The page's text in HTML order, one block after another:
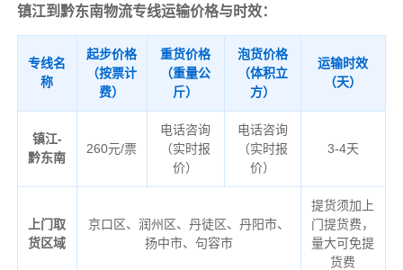
镇江到黔东南物流专线运输价格与时效：
专线名
称
起步价格
（按票计
费）
重货价格
（重量公
斤）
泡货价格
（体积立
方）
运输时效
（天）
镇江-
黔东南
260元/票
电话咨询
（实时报
价）
电话咨询
（实时报
价）
3-4天
上门取
货区域
京口区、润州区、丹徒区、丹阳市、
扬中市、句容市
提货须加上
门提货费，
量大可免提
货费